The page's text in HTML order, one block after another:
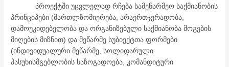
პროექტში უცვლელად რჩება სამეწარმეო საქმიანობის
პრინციპები (მართლზომიერება, არაერთჯერადობა,
დამოუკიდებელობა და ორგანიზებული საქმიანობა მოგების
მიღების მიზნით) და მეწარმე სუბიექტთა ფორმები
(ინდივიდუალური მეწარმე, სოლიდარული
პასუხისმგებლობის საზოგადოება, კომანდიტური